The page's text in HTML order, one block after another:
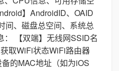
】AndroidID、OAID
间、磁盘总空间、系统总
： 【双端】无线网SSID名
取WiFi状态WiFi路由器
的MAC地址（如为iOS